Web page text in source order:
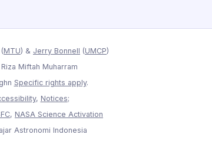
(MTU) & Jerry Bonnell (UMCP)
Miftah Muharram
Specific rights apply.
, Notices;
, NASA Science Activation
Astronomi Indonesia